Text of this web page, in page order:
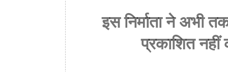
इस निर्माता ने अभी
प्रकाशित नहीं